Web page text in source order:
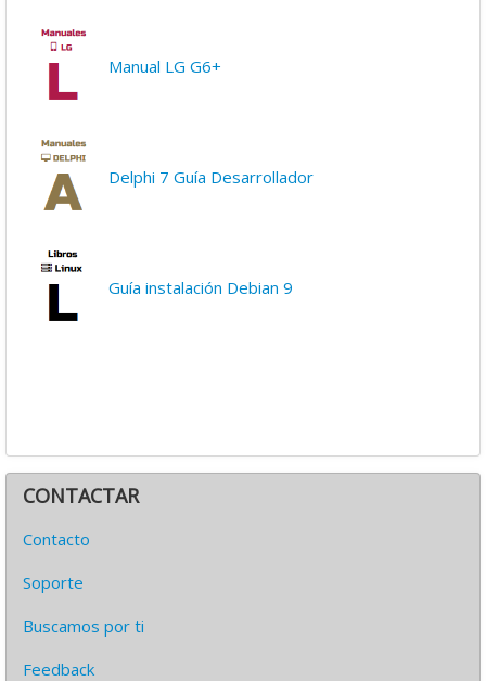
Manual LG G6+
Delphi 7 Guía Desarrollador
Guía instalación Debian 9
CONTACTAR
Contacto
Soporte
Buscamos por ti
Feedback